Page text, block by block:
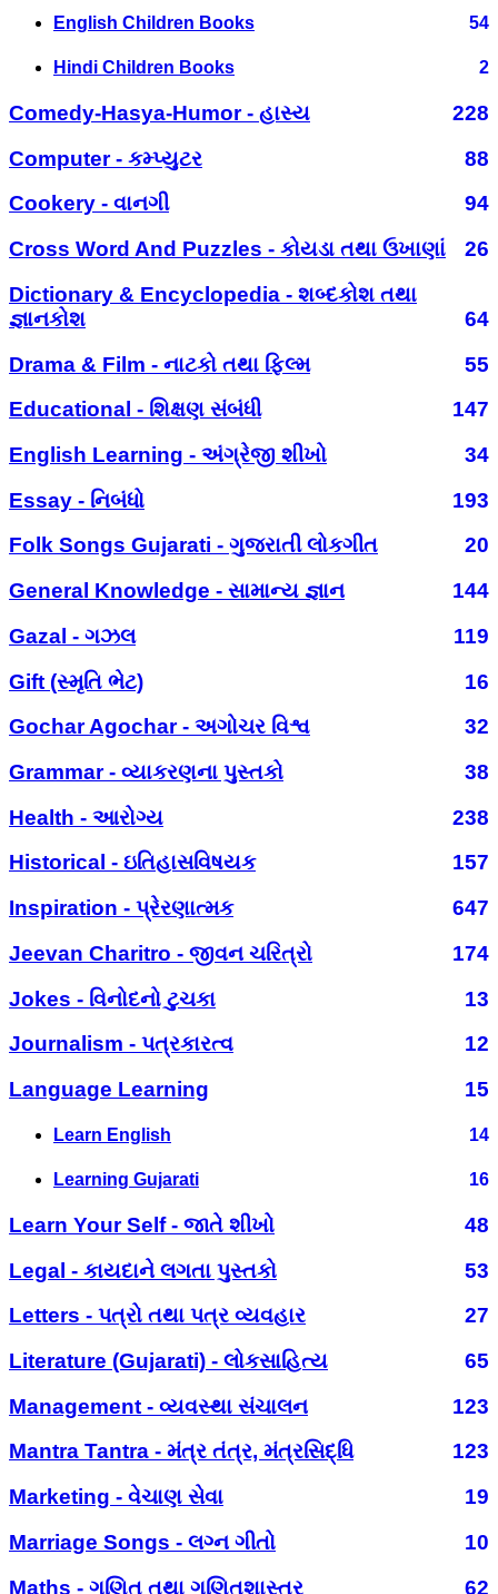
English Children Books 54
Hindi Children Books 2
Comedy-Hasya-Humor - હાસ્ય
228
Computer - કમ્પ્યુટર
88
Cookery - વાનગી
94
Cross Word And Puzzles - કોયડા તથા ઉખાણાં
26
Dictionary & Encyclopedia - શબ્દકોશ તથા
જ્ઞાનકોશ
64
Drama & Film - નાટકો તથા ફિલ્મ
55
Educational - શિક્ષણ સંબંધી
147
English Learning - અંગ્રેજી શીખો
34
Essay - નિબંધો
193
Folk Songs Gujarati - ગુજરાતી લોકગીત
20
General Knowledge - સામાન્ય જ્ઞાન
144
Gazal - ગઝલ
119
Gift (સ્મૃતિ ભેટ)
16
Gochar Agochar - અગોચર વિશ્વ
32
Grammar - વ્યાકરણના પુસ્તકો
38
Health - આરોગ્ય
238
Historical - ઇતિહાસવિષયક
157
Inspiration - પ્રેરણાત્મક
647
Jeevan Charitro - જીવન ચરિત્રો
174
Jokes - વિનોદનો ટુચકા
13
Journalism - પત્રકારત્વ
12
Language Learning
15
Learn English 14
Learning Gujarati 16
Learn Your Self - જાતે શીખો
48
Legal - કાયદાને લગતા પુસ્તકો
53
Letters - પત્રો તથા પત્ર વ્યવહાર
27
Literature (Gujarati) - લોકસાહિત્ય
65
Management - વ્યવસ્થા સંચાલન
123
Mantra Tantra - મંત્ર તંત્ર, મંત્રસિદ્ધિ
123
Marketing - વેચાણ સેવા
19
Marriage Songs - લગ્ન ગીતો
10
Maths - ગણિત તથા ગણિતશાસ્ત્ર
62